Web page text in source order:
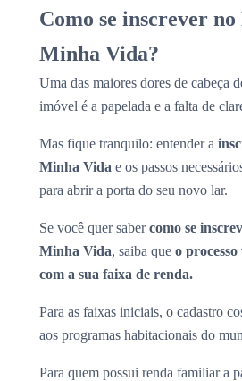
Como se inscrever
Minha Vida?
Uma das maiores dores de cabeça
imóvel é a papelada e a falta de
Mas fique tranquilo: entender a
Minha Vida e os passos
para abrir a porta do seu novo lar.
Se você quer sabercomo se
Minha Vida, saiba que o
com a sua faixa de renda.
Para as faixas iniciais, o cadastro
aos programas habitacionais do
Para quem possui renda familiar a